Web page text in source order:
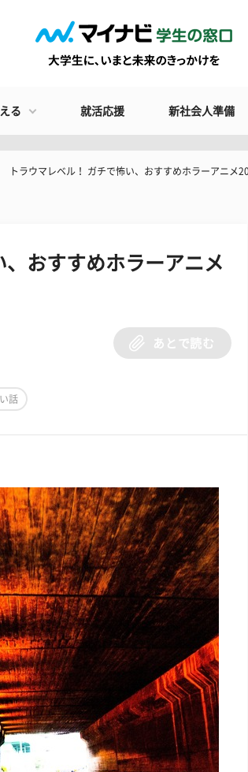
る 就活応援 新社会人準備
トラウマレベル！ ガチで怖い、おすすめホラーアニメ
、おすすめホラーアニメ
あとで読む
話